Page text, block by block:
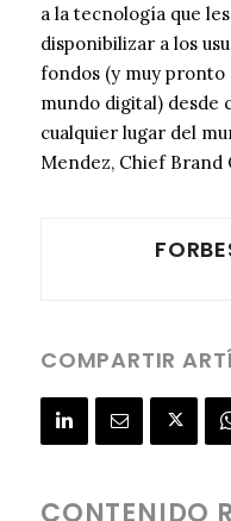
a la tecnología que
disponibilizar a los
fondos (y muy pronto
mundo digital) desde
cualquier lugar del
Mendez, Chief Brand
COMPARTIR
CONTENIDO